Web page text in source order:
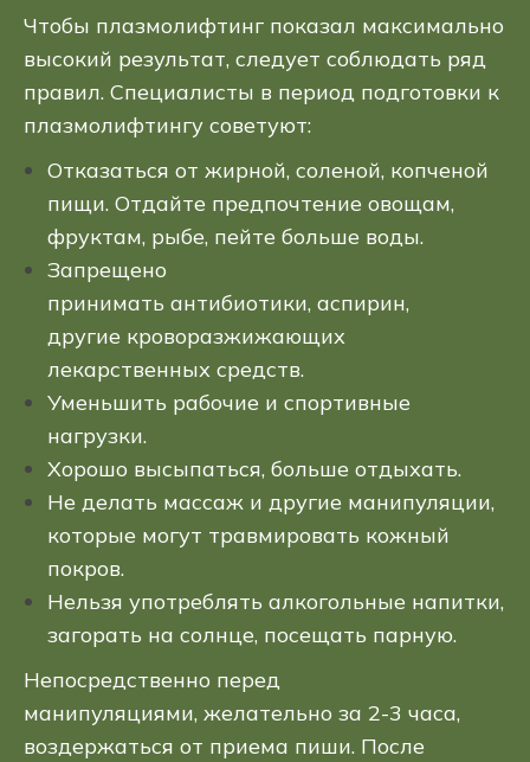
Чтобы плазмолифтинг показал максимально
высокий результат, следует соблюдать ряд
правил. Специалисты в период подготовки к
плазмолифтингу советуют:
Отказаться от жирной, соленой, копченой
пищи. Отдайте предпочтение овощам,
фруктам, рыбе, пейте больше воды.
Запрещено
принимать антибиотики, аспирин,
другие кроворазжижающих
лекарственных средств.
Уменьшить рабочие и спортивные
нагрузки.
Хорошо высыпаться, больше отдыхать.
Не делать массаж и другие манипуляции,
которые могут травмировать кожный
покров.
Нельзя употреблять алкогольные напитки,
загорать на солнце, посещать парную.
Непосредственно перед
манипуляциями, желательно за 2-3 часа,
воздержаться от приема пиши. После